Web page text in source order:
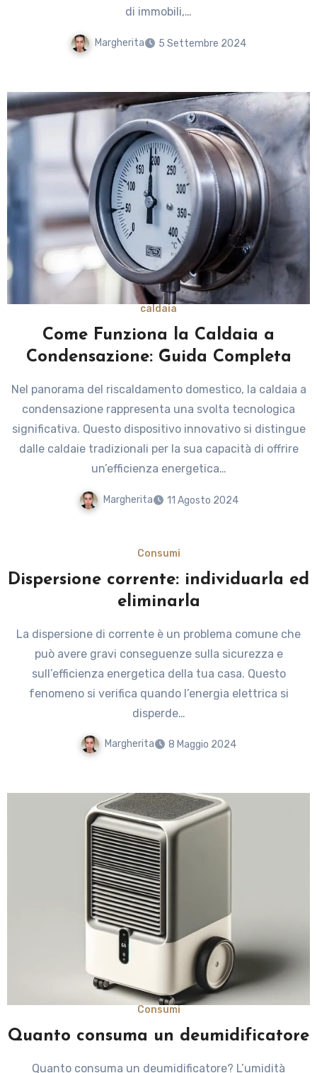
di immobili,…
Margherita 5 Settembre 2024
caldaia
Come Funziona la Caldaia a
Condensazione: Guida Completa
Nel panorama del riscaldamento domestico, la caldaia a
condensazione rappresenta una svolta tecnologica
significativa. Questo dispositivo innovativo si distingue
dalle caldaie tradizionali per la sua capacità di offrire
un’efficienza energetica…
Margherita 11 Agosto 2024
Consumi
Dispersione corrente: individuarla ed
eliminarla
La dispersione di corrente è un problema comune che
può avere gravi conseguenze sulla sicurezza e
sull’efficienza energetica della tua casa. Questo
fenomeno si verifica quando l’energia elettrica si
disperde…
Margherita 8 Maggio 2024
Consumi
Quanto consuma un deumidificatore
Quanto consuma un deumidificatore? L’umidità